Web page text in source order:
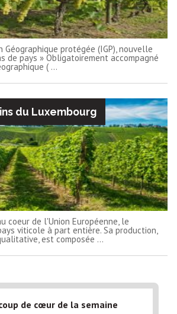
Géographique protégée (IGP), nouvelle
de pays » Obligatoirement accompagné
( ...
du Luxembourg
coeur de l'Union Européenne, le
viticole à part entière. Sa production,
est composée ...
de cœur de la semaine